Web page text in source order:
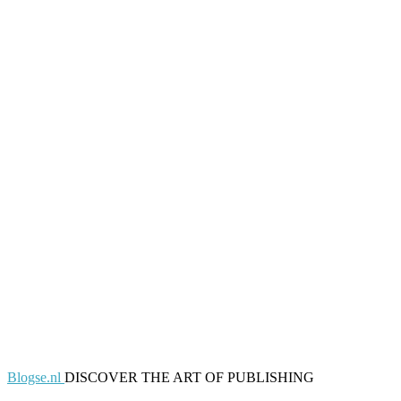
Blogse.nl DISCOVER THE ART OF PUBLISHING